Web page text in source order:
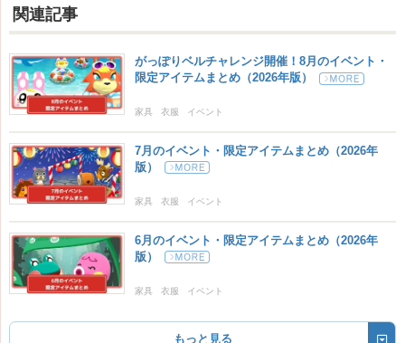
関連記事
がっぽりベルチャレンジ開催！8月のイベント・
限定アイテムまとめ（2026年版）
家具 衣服 イベント
7月のイベント・限定アイテムまとめ（2026年
版）
家具 衣服 イベント
6月のイベント・限定アイテムまとめ（2026年
版）
家具 衣服 イベント
もっと見る